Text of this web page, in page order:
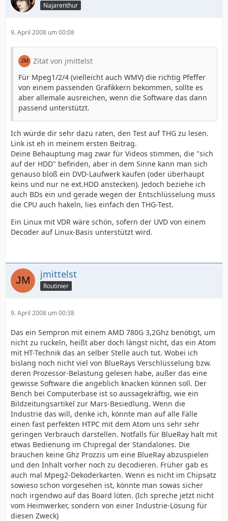
Najarenthur
9. April 2008 um 00:08
Zitat von jmittelst
Für Mpeg1/2/4 (vielleicht auch WMV) die richtig Pfeffer
von einem passenden Grafikkern bekommen, sollte es
aber allemale ausreichen, wenn die Software das dann
passend unterstützt.
Ich würde dir sehr dazu raten, den Test auf THG zu lesen.
Link ist eh in meinem ersten Beitrag.
Deine Behauptung mag zwar für Videos stimmen, die "sich
auf der HDD" befinden, aber in dem Sinne kann man sich
genauso bloß ein DVD-Laufwerk kaufen (oder überhaupt
keins und nur ne ext.HDD anstecken). Jedoch beziehe ich
auch BDs ein und gerade wegen der Entschlüsselung muss
die CPU auch hakeln, lies einfach den THG-Test.
Ein Linux mit VDR wäre schön, sofern der UVD von einem
Decoder auf Linux-Basis unterstützt wird.
jmittelst
Routinier
9. April 2008 um 00:38
Das ein Sempron mit einem AMD 780G 3,2Ghz benötigt, um
nicht zu ruckeln, heißt aber doch längst nicht, das ein Atom
mit HT-Technik das an selber Stelle auch tut. Wobei ich
bislang noch nicht viel von BlueRays Verschlüsselung bzw.
deren Prozessor-Belastung gelesen habe, außer das eine
gewisse Software die angeblich knacken können soll. Der
Bench bei Computerbase ist so aussagekräftig, wie ein
Bildzeitungsartikel zur Mars-Besiedlung. Wenn die
Industrie das will, denke ich, könnte man auf alle Fälle
einen fast perfekten HTPC mit dem Atom uns sehr sehr
geringen Verbrauch darstellen. Notfalls für BlueRay halt mit
etwas Bedienung im Chipregal der Standalones. Die
brauchen keine Ghz Prozzis um eine BlueRay abzuspielen
und den Inhalt vorher noch zu decodieren. Früher gab es
auch mal Mpeg2-Dekoderkarten. Wenn es nicht im Chipsatz
sowieso schon vorgesehen ist, könnte man sowas sicher
noch irgendwo auf das Board löten. (Ich spreche jetzt nicht
vom Heimwerker, sondern von einer Industrie-Lösung für
diesen Zweck)